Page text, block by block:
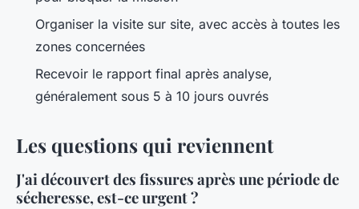
Organiser la visite sur site, avec accès à toutes les
zones concernées
Recevoir le rapport final après analyse,
généralement sous 5 à 10 jours ouvrés
Les questions qui reviennent
J'ai découvert des fissures après une période de
sécheresse, est-ce urgent ?